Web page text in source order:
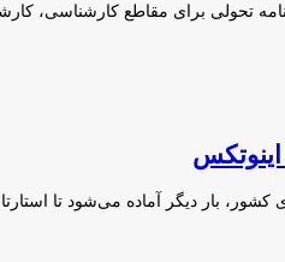
تحولی برای مقاطع کارشناسی،
اینوتکس